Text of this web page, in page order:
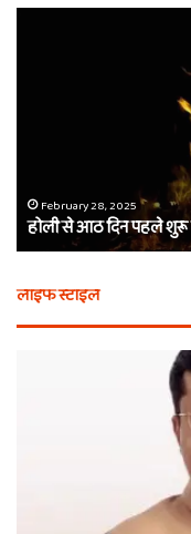
होलाष्टक,
भूल
से
न
खरीदें
February 28, 2025
होली से आठ दिन पहले शुरू
लाइफ स्टाइल